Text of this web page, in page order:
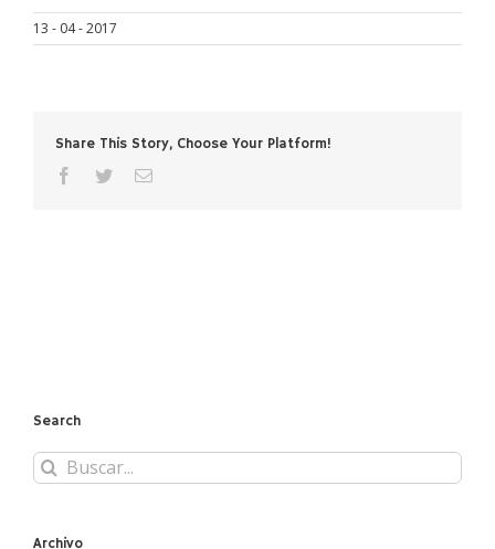
13 - 04 - 2017
Share This Story, Choose Your Platform!
facebooktwitterCorreo
Search
Buscar:
Archivo